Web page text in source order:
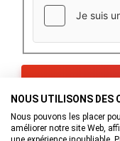
Les informations
transmises au
Vallée de
NOUS UTILISONS DES
Nous pouvons les placer
améliorer notre site Web,